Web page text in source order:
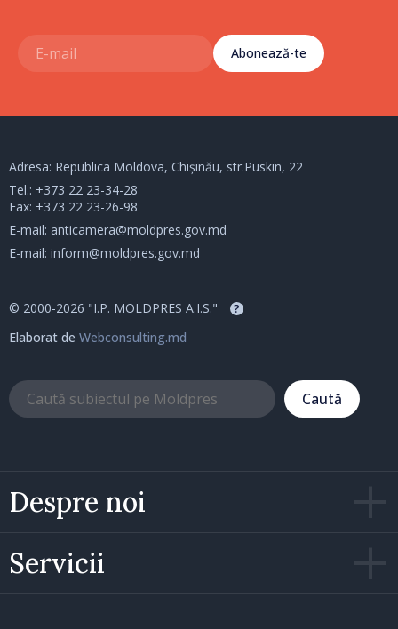
Abonează-te
Despre noi
Servicii
Adresa: Republica Moldova, Chișinău, str.Puskin, 22
Tel.: +373 22 23-34-28
Fax: +373 22 23-26-98
E-mail: anticamera@moldpres.gov.md
E-mail: inform@moldpres.gov.md
© 2000-2026 "I.P. MOLDPRES A.I.S." ?
Elaborat de Webconsulting.md
Caută